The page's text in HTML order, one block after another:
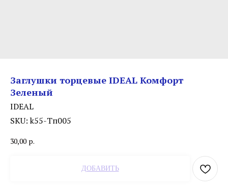
Заглушки торцевые IDEAL Комфорт
Зеленый
IDEAL
SKU:k55-Тп005
30,00 р.
ДОБАВИТЬ